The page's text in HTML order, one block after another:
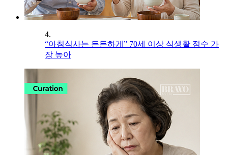
4.
“아침식사는 든든하게” 70세 이상 식생활 점수 가
장 높아